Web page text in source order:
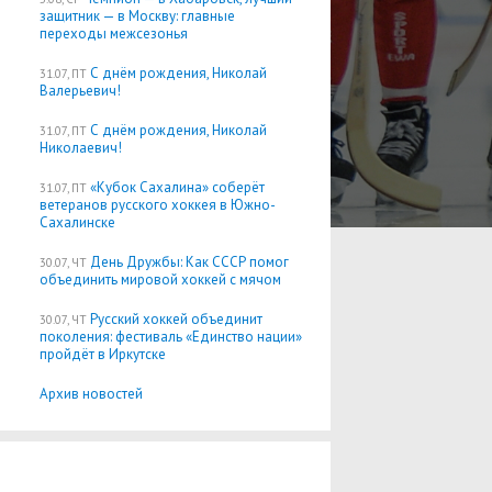
защитник — в Москву: главные
переходы межсезонья
31.07, ПТ С днём рождения, Николай
Валерьевич!
31.07, ПТ С днём рождения, Николай
Николаевич!
31.07, ПТ «Кубок Сахалина» соберёт
ветеранов русского хоккея в Южно-
Сахалинске
30.07, ЧТ День Дружбы: Как СССР помог
объединить мировой хоккей с мячом
30.07, ЧТ Русский хоккей объединит
поколения: фестиваль «Единство нации»
пройдёт в Иркутске
Архив новостей